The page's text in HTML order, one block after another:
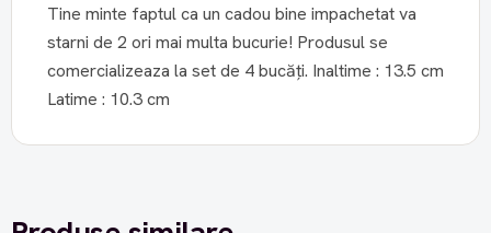
Tine minte faptul ca un cadou bine impachetat va
starni de 2 ori mai multa bucurie! Produsul se
comercializeaza la set de 4 bucăți. Inaltime : 13.5 cm
Latime : 10.3 cm